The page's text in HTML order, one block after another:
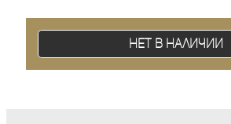
Нет в наличии